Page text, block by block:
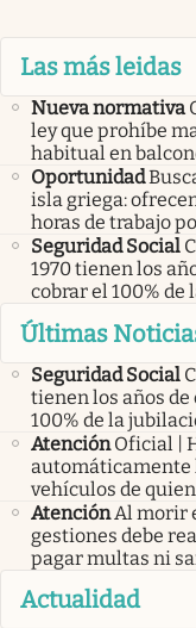
Las más leidas
Nueva normativa
ley que prohíbe
habitual en
Oportunidad
isla griega:
horas de trabajo
Seguridad Social
1970 tienen los
cobrar el 100% de
Últimas
Seguridad Social
tienen los años
100% de la
Atención Oficial |
automáticamente
vehículos de
AtenciónAl morir
gestiones debe
pagar multas ni
Actualidad